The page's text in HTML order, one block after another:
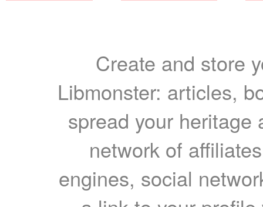
Create and store
Libmonster: articles,
spread your heritage
network of
engines, social